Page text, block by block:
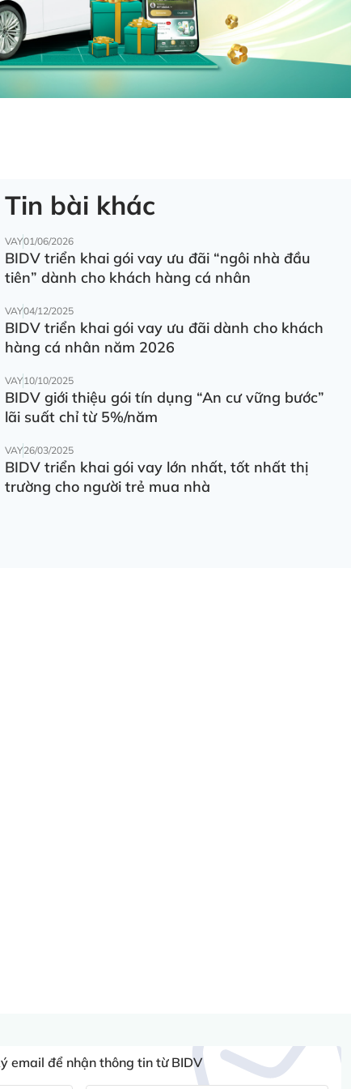
Tin bài khác
VAY01/06/2026
BIDV triển khai gói vay ưu đãi “ngôi nhà đầu
tiên” dành cho khách hàng cá nhân
VAY04/12/2025
BIDV triển khai gói vay ưu đãi dành cho khách
hàng cá nhân năm 2026
VAY10/10/2025
BIDV giới thiệu gói tín dụng “An cư vững bước”
lãi suất chỉ từ 5%/năm
VAY26/03/2025
BIDV triển khai gói vay lớn nhất, tốt nhất thị
trường cho người trẻ mua nhà
email để nhận thông tin từ BIDV